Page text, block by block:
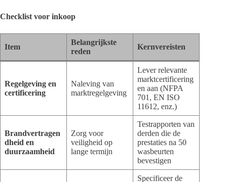
Checklist voor inkoop
Item
Belangrijkste
reden
Kernvereisten
Regelgeving en
certificering
Naleving van
marktregelgeving
Lever relevante
marktcertificering
en aan (NFPA
701, EN ISO
11612, enz.)
Brandvertragen
dheid en
duurzaamheid
Zorg voor
veiligheid op
lange termijn
Testrapporten van
derden die de
prestaties na 50
wasbeurten
bevestigen
Specificeer de